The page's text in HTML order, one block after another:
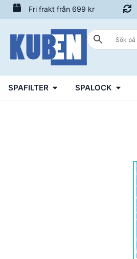
Fri frakt från 699 kr
SPAFILTER SPALOCK